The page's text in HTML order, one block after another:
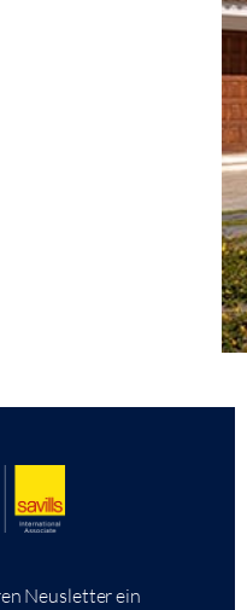
Neusletter ein